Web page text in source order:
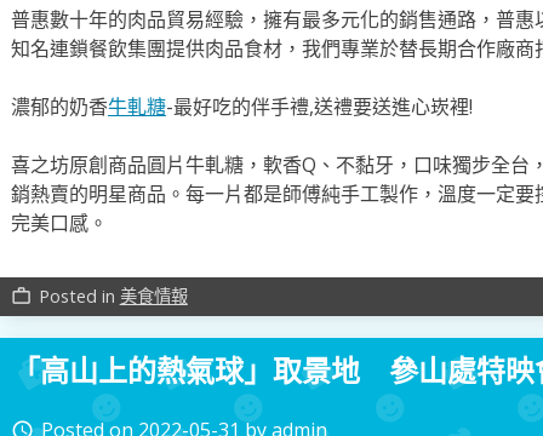
普惠數十年的肉品貿易經驗，擁有最多元化的銷售通路，普惠
知名連鎖餐飲集團提供肉品食材，我們專業於替長期合作廠商
濃郁的奶香牛軋糖-最好吃的伴手禮,送禮要送進心崁裡!
喜之坊原創商品圓片牛軋糖，軟香Q、不黏牙，口味獨步全台
銷熱賣的明星商品。每一片都是師傅純手工製作，溫度一定
完美口感。
work_outline Posted in 美食情報
「高山上的熱氣球」取景地 參山處特映
access_time Posted on 2022-05-31 byadmin